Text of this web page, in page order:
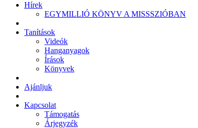
Hírek
EGYMILLIÓ KÖNYV A MISSSZIÓBAN
Tanítások
Videók
Hanganyagok
Írások
Könyvek
Ajánljuk
Kapcsolat
Támogatás
Árjegyzék